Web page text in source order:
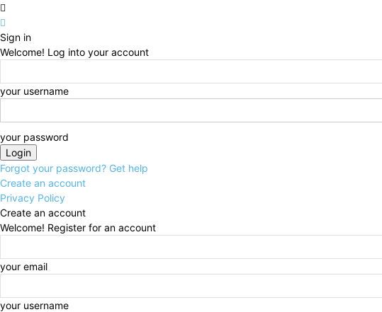
Sign in
Welcome! Log into your account
your username
your password
Forgot your password? Get help
Create an account
Privacy Policy
Create an account
Welcome! Register for an account
your email
your username